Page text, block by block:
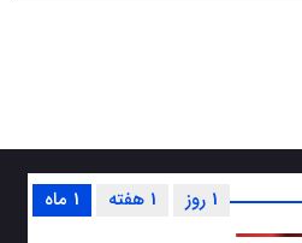
1 ماه 1 هفته 1 روز